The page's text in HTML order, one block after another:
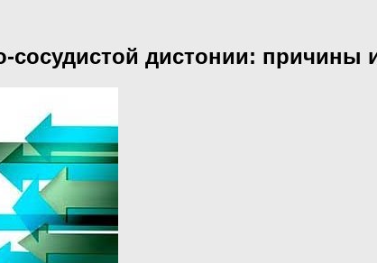
сосудистой дистонии: причины